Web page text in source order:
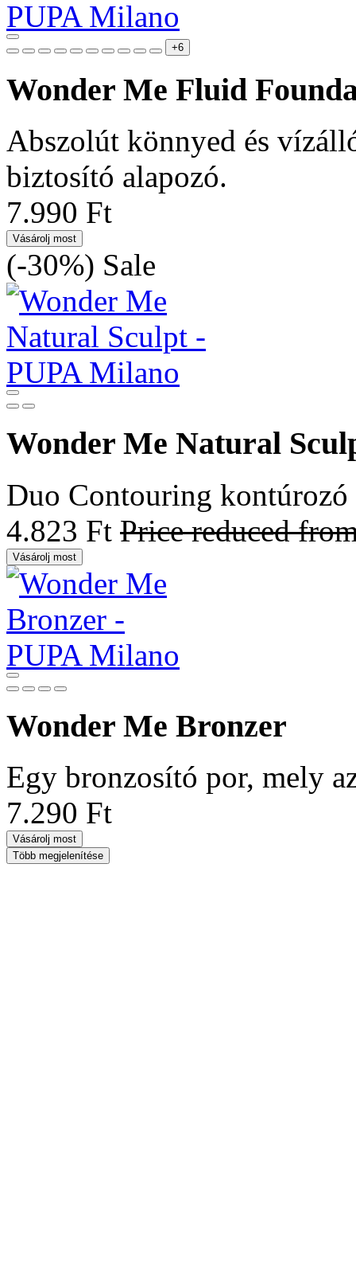
+6
Wonder Me Fluid
Abszolút könnyed és
biztosító alapozó.
7.990 Ft
Vásárolj most
(-30%) Sale
Wonder Me Natural
Duo Contouring kontúrozó
4.823 Ft Price reduced
Vásárolj most
Wonder Me Bronzer
Egy bronzosító por, mely
7.290 Ft
Vásárolj most
Több megjelenítése